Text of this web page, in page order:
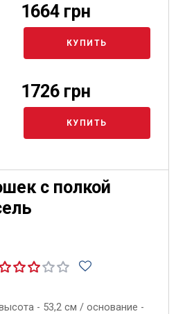
1664 грн
КУПИТЬ
1726 грн
КУПИТЬ
с полкой
- 53,2 см / основание -